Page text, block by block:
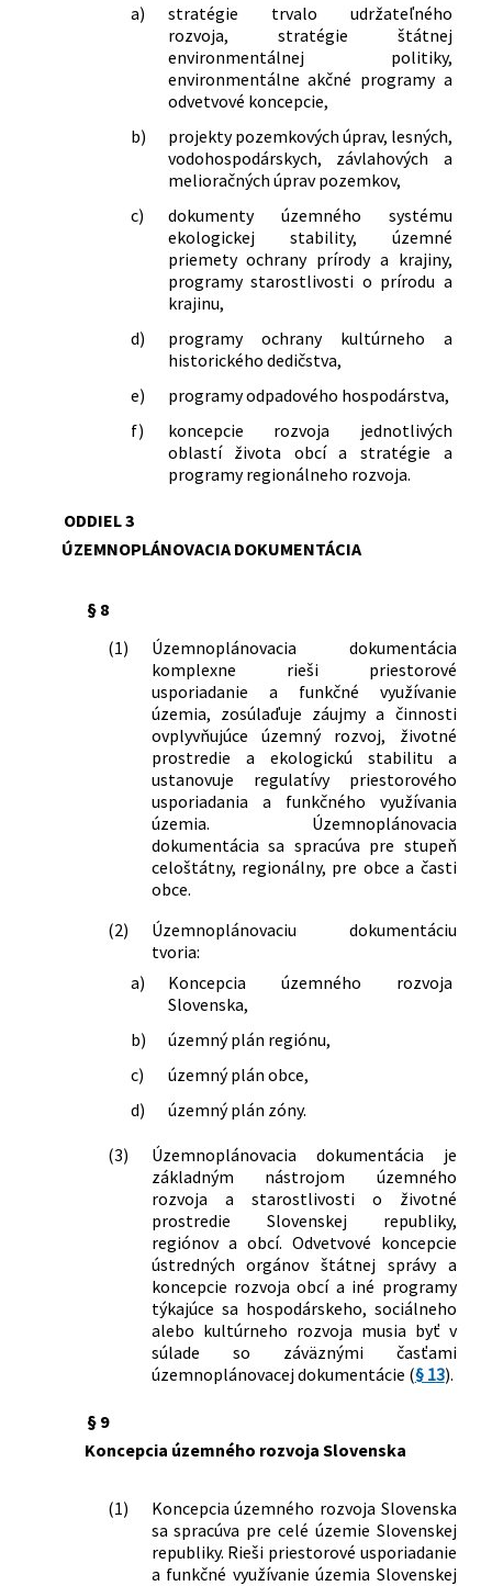
a)
stratégie trvalo udržateľného
rozvoja, stratégie štátnej
environmentálnej politiky,
environmentálne akčné programy a
odvetvové koncepcie,
b)
projekty pozemkových úprav, lesných,
vodohospodárskych, závlahových a
melioračných úprav pozemkov,
c)
dokumenty územného systému
ekologickej stability, územné
priemety ochrany prírody a krajiny,
programy starostlivosti o prírodu a
krajinu,
d)
programy ochrany kultúrneho a
historického dedičstva,
e)
programy odpadového hospodárstva,
f)
koncepcie rozvoja jednotlivých
oblastí života obcí a stratégie a
programy regionálneho rozvoja.
ODDIEL 3
ÚZEMNOPLÁNOVACIA DOKUMENTÁCIA
§ 8
(1)
Územnoplánovacia dokumentácia
komplexne rieši priestorové
usporiadanie a funkčné využívanie
územia, zosúlaďuje záujmy a činnosti
ovplyvňujúce územný rozvoj, životné
prostredie a ekologickú stabilitu a
ustanovuje regulatívy priestorového
usporiadania a funkčného využívania
územia. Územnoplánovacia
dokumentácia sa spracúva pre stupeň
celoštátny, regionálny, pre obce a časti
obce.
(2)
Územnoplánovaciu dokumentáciu
tvoria:
a)
Koncepcia územného rozvoja
Slovenska,
b)
územný plán regiónu,
c)
územný plán obce,
d)
územný plán zóny.
(3)
Územnoplánovacia dokumentácia je
základným nástrojom územného
rozvoja a starostlivosti o životné
prostredie Slovenskej republiky,
regiónov a obcí. Odvetvové koncepcie
ústredných orgánov štátnej správy a
koncepcie rozvoja obcí a iné programy
týkajúce sa hospodárskeho, sociálneho
alebo kultúrneho rozvoja musia byť v
súlade so záväznými časťami
územnoplánovacej dokumentácie (§ 13).
§ 9
Koncepcia územného rozvoja Slovenska
(1)
Koncepcia územného rozvoja Slovenska
sa spracúva pre celé územie Slovenskej
republiky. Rieši priestorové usporiadanie
a funkčné využívanie územia Slovenskej